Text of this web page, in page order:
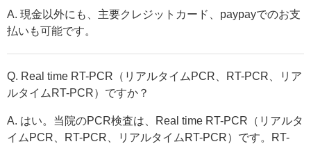
A. 現金以外にも、主要クレジットカード、paypayでのお支
払いも可能です。
Q. Real time RT-PCR（リアルタイムPCR、RT-PCR、リア
ルタイムRT-PCR）ですか？
A. はい。当院のPCR検査は、Real time RT-PCR（リアルタ
イムPCR、RT-PCR、リアルタイムRT-PCR）です。RT-